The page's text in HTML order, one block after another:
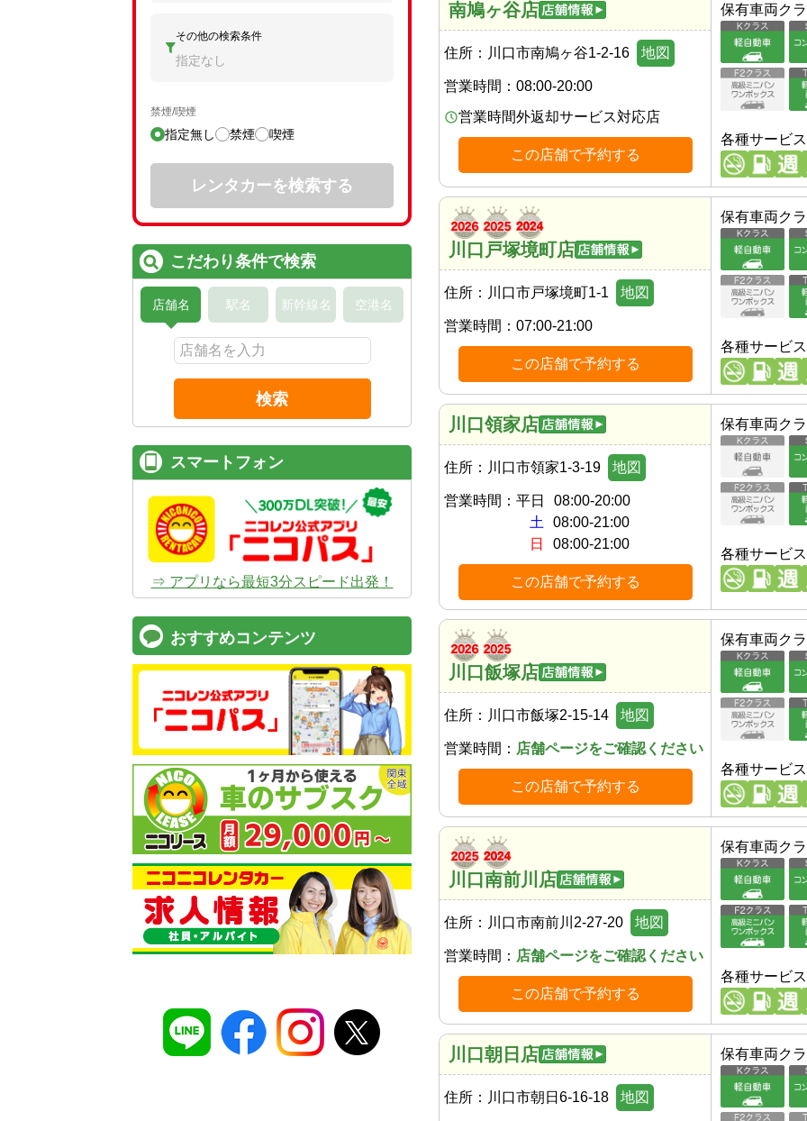
南鳩ヶ谷店
住所： 川口市南鳩ヶ谷1-2-16 地図
営業時間： 08:00-20:00
営業時間外返却サービス対応店
この店舗で予約する
保有車両ク
各種サービス
川口戸塚境町店
住所： 川口市戸塚境町1-1 地図
営業時間： 07:00-21:00
この店舗で予約する
保有車両ク
各種サービス
川口領家店
住所： 川口市領家1-3-19 地図
営業時間： 平日
08:00-20:00
土
08:00-21:00
日
08:00-21:00
この店舗で予約する
保有車両ク
各種サービス
川口飯塚店
住所： 川口市飯塚2-15-14 地図
営業時間： 店舗ページをご確認ください
この店舗で予約する
保有車両ク
各種サービス
川口南前川店
住所： 川口市南前川2-27-20 地図
営業時間： 店舗ページをご確認ください
この店舗で予約する
保有車両ク
各種サービス
川口朝日店
住所： 川口市朝日6-16-18 地図
保有車両ク
その他の検索条件
指定なし
禁煙/喫煙
指定無し 禁煙 喫煙
レンタカーを検索する
こだわり条件で検索
店舗名 駅名 新幹線名 空港名
検索
スマートフォン
⇒ アプリなら最短3分スピード出発！
おすすめコンテンツ